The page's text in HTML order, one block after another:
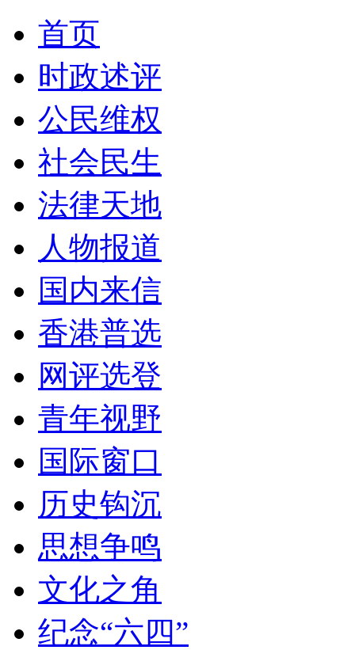
首页
时政述评
公民维权
社会民生
法律天地
人物报道
国内来信
香港普选
网评选登
青年视野
国际窗口
历史钩沉
思想争鸣
文化之角
纪念“六四”